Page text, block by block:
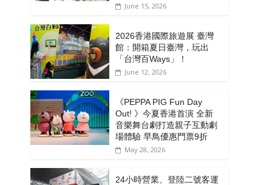
June 15, 2026
2026香港國際旅遊展 臺灣
館：開箱夏日臺灣，玩出
「台灣百Ways」！
June 12, 2026
《PEPPA PIG Fun Day
Out! 》今夏香港首演 全新
音樂舞台劇打造親子互動劇
場體驗 早鳥優惠門票9折
May 28, 2026
24小時營業、登陸二號客運